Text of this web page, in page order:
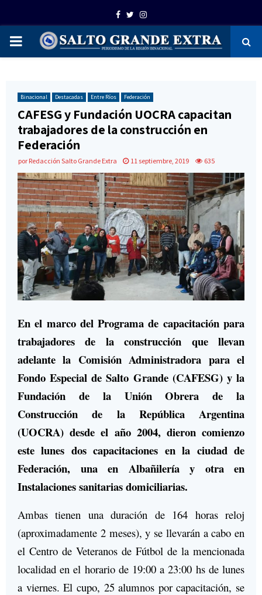
Facebook
TwitterInstagram
PRIMARY
Binacional Destacadas Entre Ríos Federación
CAFESG y Fundación UOCRA capacitan
trabajadores de la construcción en
Federación
por Redacción Salto Grande Extra 11 septiembre, 2019 635
En el marco del Programa de capacitación para
trabajadores de la construcción que llevan
adelante la Comisión Administradora para el
Fondo Especial de Salto Grande (CAFESG) y la
Fundación de la Unión Obrera de la
Construcción de la República Argentina
(UOCRA) desde el año 2004, dieron comienzo
este lunes dos capacitaciones en la ciudad de
Federación, una en Albañilería y otra en
Instalaciones sanitarias domiciliarias.
Ambas tienen una duración de 164 horas reloj
(aproximadamente 2 meses), y se llevarán a cabo en
el Centro de Veteranos de Fútbol de la mencionada
localidad en el horario de 19:00 a 23:00 hs de lunes
a viernes. El cupo, 25 alumnos por capacitación, se